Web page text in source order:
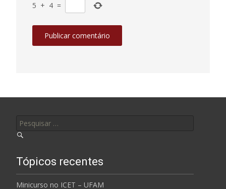
5 + 4 =
Tópicos recentes
Minicurso no ICET – UFAM